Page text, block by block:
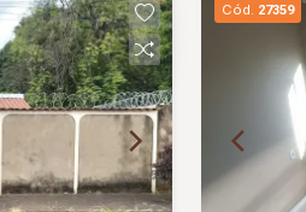
Cód. 27359